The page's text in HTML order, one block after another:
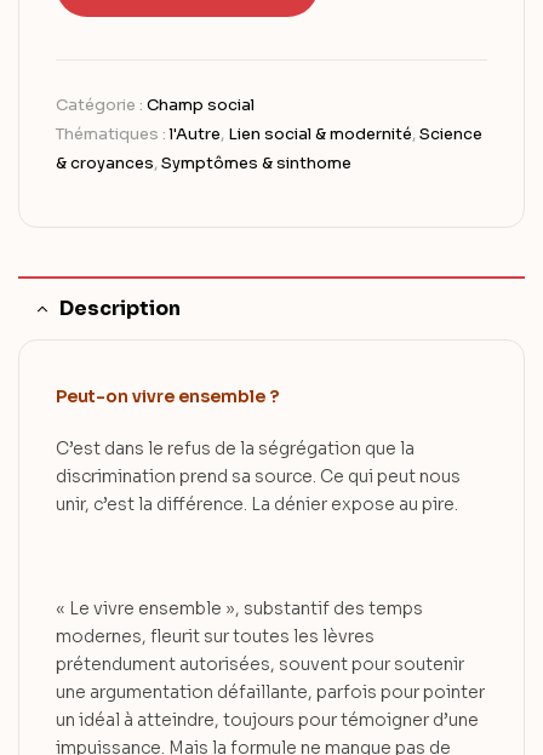
Catégorie : Champ social
Thématiques :l'Autre, Lien social & modernité,Science
& croyances,Symptômes & sinthome
Description
Peut-on vivre ensemble ?
C’est dans le refus de la ségrégation que la
discrimination prend sa source. Ce qui peut nous
unir, c’est la différence. La dénier expose au pire.
« Le vivre ensemble », substantif des temps
modernes, fleurit sur toutes les lèvres
prétendument autorisées, souvent pour soutenir
une argumentation défaillante, parfois pour pointer
un idéal à atteindre, toujours pour témoigner d’une
impuissance. Mais la formule ne manque pas de